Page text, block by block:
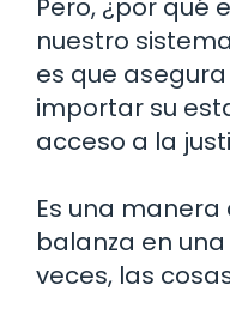
Pero, ¿por qué
nuestro
es que
importar su
acceso a la
Es una
balanza en
veces, las